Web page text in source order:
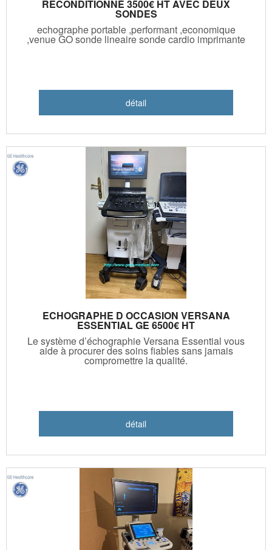
RECONDITIONNÉ 3500€ HT AVEC DEUX
SONDES
echographe portable ,performant ,economique
,venue GO sonde lineaire sonde cardio imprimante
ECHOGRAPHE D OCCASION VERSANA
ESSENTIAL GE 6500€ HT
Le système d’échographie Versana Essential vous
aide à procurer des soins fiables sans jamais
compromettre la qualité.